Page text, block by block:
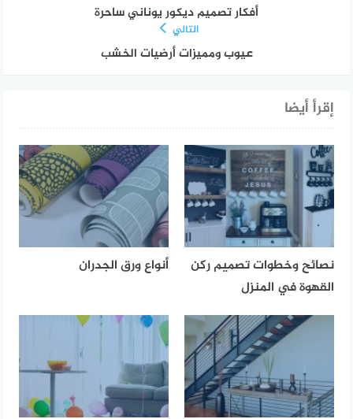
أفكار تصميم ديكور يوناني ساحرة
التالي
عيوب ومميزات أرضيات الخشب
إقرأ أيضا
نصائح وخطوات تصميم ركن
القهوة في المنزل
أنواع ورق الجدران